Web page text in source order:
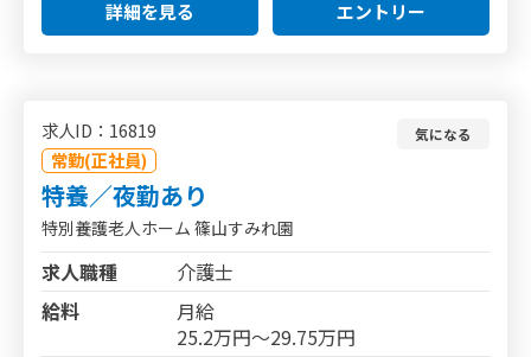
詳細を見る エントリー
求人ID：16819
常勤(正社員)
気になる
特養／夜勤あり
特別養護老人ホーム 篠山すみれ園
求人職種
介護士
給料
月給
25.2万円～29.75万円